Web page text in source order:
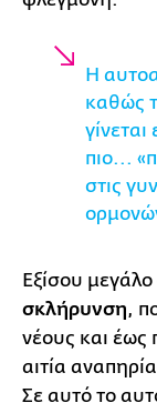
Η
καθώς
πιο...
στις
Εξίσου μεγάλο
σκλήρυνση,
νέους και
αιτία
Σε αυτό το